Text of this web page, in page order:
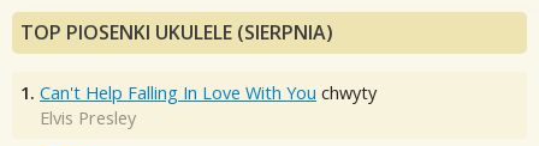
TOP PIOSENKI UKULELE (SIERPNIA)
1. Can't Help Falling In Love With You chwyty
Elvis Presley